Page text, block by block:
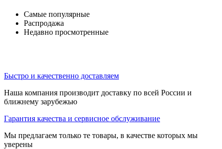
Самые популярные
Распродажа
Недавно просмотренные
Быстро и качественно доставляем
Наша компания производит доставку по всей России и
ближнему зарубежью
Гарантия качества и сервисное обслуживание
Мы предлагаем только те товары, в качестве которых мы
уверены